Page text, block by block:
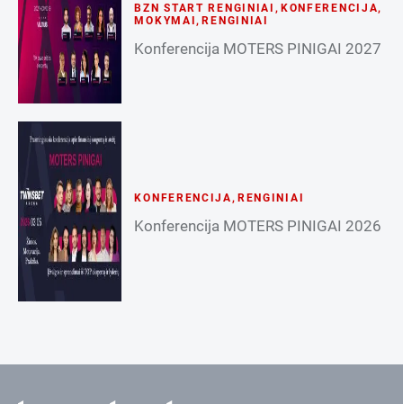
BZN START RENGINIAI , KONFERENCIJA,
MOKYMAI ,RENGINIAI
Konferencija MOTERS PINIGAI 2027
KONFERENCIJA, RENGINIAI
Konferencija MOTERS PINIGAI 2026